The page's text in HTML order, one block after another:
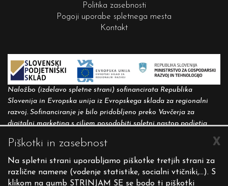
Politika zasebnosti
Pogoji uporabe spletnega mesta
Kontakt
Naložbo (izdelavo spletne strani) sofinancirata Republika
Slovenija in Evropska unija iz Evropskega sklada za regionalni
razvoj. Sofinanciranje je bilo pridobljeno preko Vavčerja za
digitalni marketing s ciljem posodobiti spletni nastop podjetja.
Spletna stran evropske kohezijske politike v Sloveniji: X
Piškotki in zasebnost
Na spletni strani uporabljamo piškotke tretjih strani za
različne namene (vodenje statistike, socialni vtičniki,...). S
klikom na gumb STRINJAM SE se bodo ti piškotki